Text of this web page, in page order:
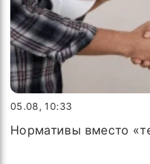
05.08, 10:33
Нормативы вместо